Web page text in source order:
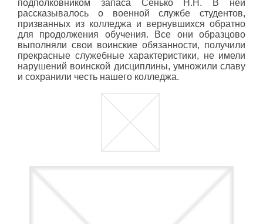
подполковником запаса Сенько Н.Н. В ней
рассказывалось о военной службе студентов,
призванных из колледжа и вернувшихся обратно
для продолжения обучения. Все они образцово
выполняли свои воинские обязанности, получили
прекрасные служебные характеристики, не имели
нарушений воинской дисциплины, умножили славу
и сохранили честь нашего колледжа.